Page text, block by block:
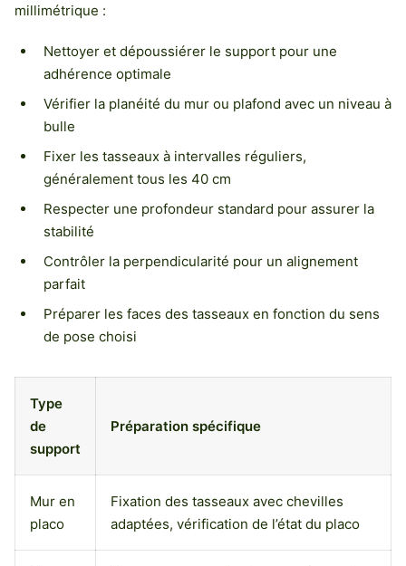
millimétrique :
Nettoyer et dépoussiérer le support pour une
adhérence optimale
Vérifier la planéité du mur ou plafond avec un niveau à
bulle
Fixer les tasseaux à intervalles réguliers,
généralement tous les 40 cm
Respecter une profondeur standard pour assurer la
stabilité
Contrôler la perpendicularité pour un alignement
parfait
Préparer les faces des tasseaux en fonction du sens
de pose choisi
Type
de
support
Préparation spécifique
Mur en
placo
Fixation des tasseaux avec chevilles
adaptées, vérification de l’état du placo